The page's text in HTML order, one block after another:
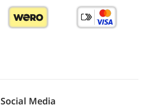
Social Media